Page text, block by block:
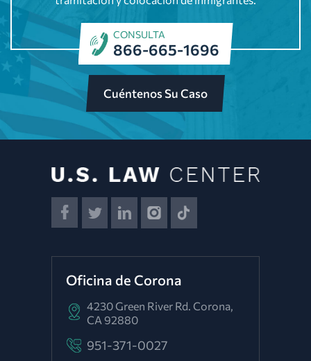
CONSULTA
866-665-1696
Cuéntenos Su Caso
Oficina de Corona
4230 Green River Rd. Corona,
CA 92880
951-371-0027